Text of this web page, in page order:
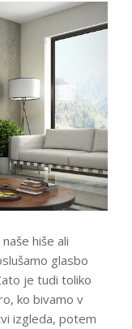
hiše ali
glasbo
je tudi toliko
ko bivamo v
izgleda, potem